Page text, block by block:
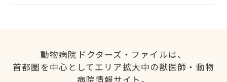
動物病院ドクターズ・ファイルは、
首都圏を中心としてエリア拡大中の獣医師・動物
病院情報サイト。